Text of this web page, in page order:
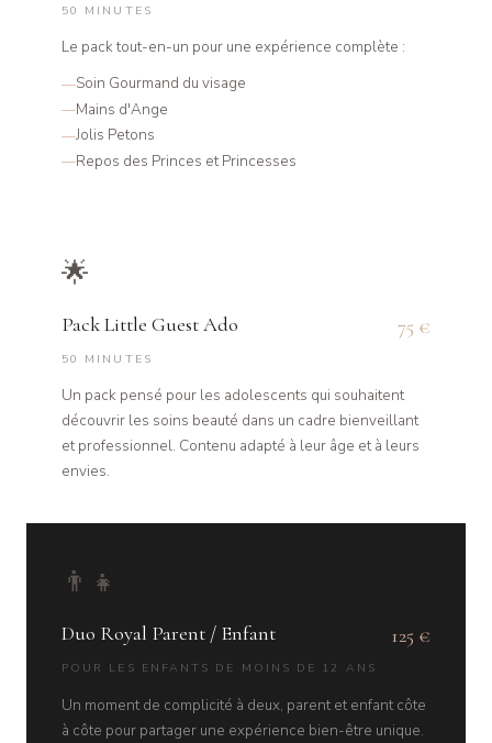
50 MINUTES
Le pack tout-en-un pour une expérience complète :
Soin Gourmand du visage
Mains d'Ange
Jolis Petons
Repos des Princes et Princesses
🌟
Pack Little Guest Ado 75 €
50 MINUTES
Un pack pensé pour les adolescents qui souhaitent
découvrir les soins beauté dans un cadre bienveillant
et professionnel. Contenu adapté à leur âge et à leurs
envies.
👨‍👧
Duo Royal Parent / Enfant 125 €
POUR LES ENFANTS DE MOINS DE 12 ANS
Un moment de complicité à deux, parent et enfant côte
à côte pour partager une expérience bien-être unique.